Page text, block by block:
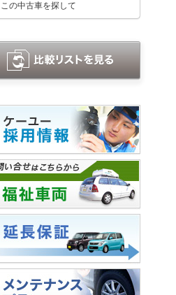
この中古車を探して